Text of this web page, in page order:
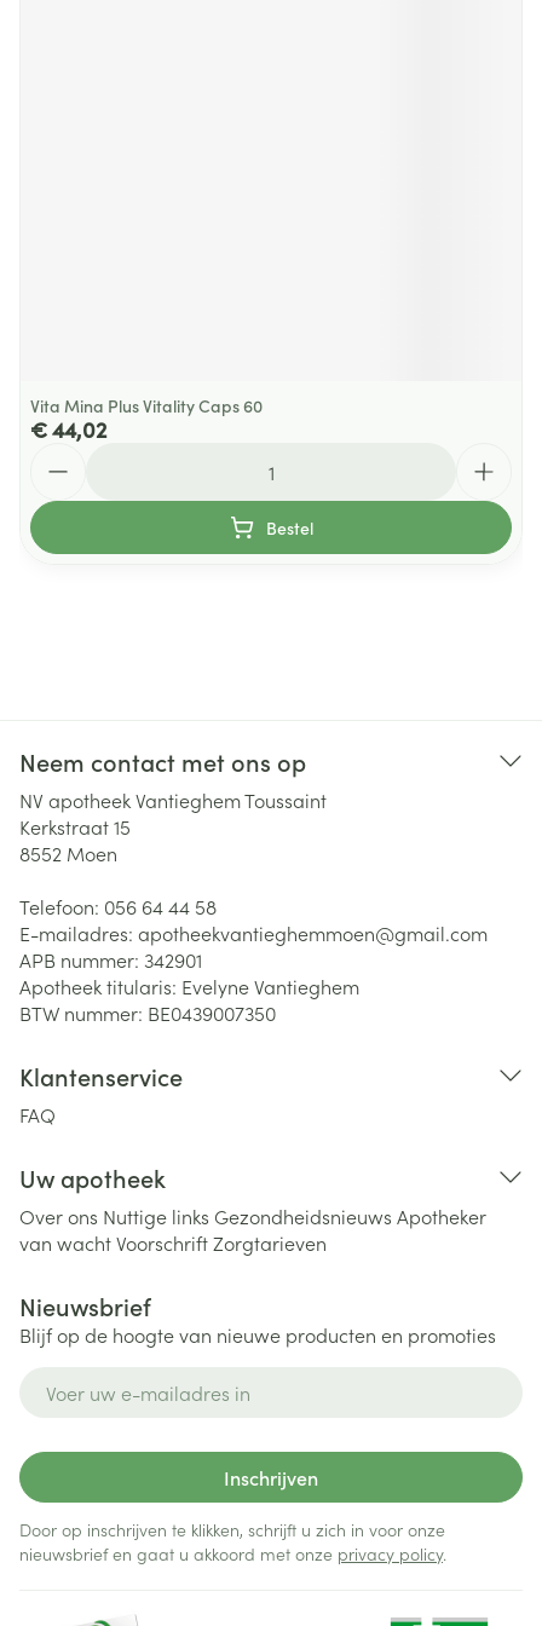
Vita Mina Plus Vitality Caps 60
€ 44,02
Bestel
Neem contact met ons op
NV apotheek Vantieghem Toussaint
Kerkstraat 15
8552 Moen
Telefoon: 056 64 44 58
E-mailadres: apotheekvantieghemmoen@gmail.com
APB nummer: 342901
Apotheek titularis: Evelyne Vantieghem
BTW nummer: BE0439007350
Klantenservice
FAQ
Uw apotheek
Over ons Nuttige links Gezondheidsnieuws Apotheker
van wachtVoorschriftZorgtarieven
Nieuwsbrief
Blijf op de hoogte van nieuwe producten en promoties
Inschrijven
Door op inschrijven te klikken, schrijft u zich in voor onze
nieuwsbrief en gaat u akkoord met onze privacy policy.